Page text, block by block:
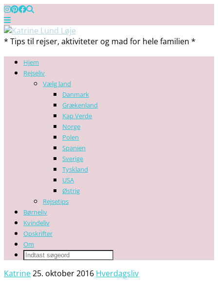
* Tips til rejser, aktiviteter og mad for hele familien *
Hjem
Rejseliv
Vælg land
Danmark
Grækenland
Kap Verde
Norge
Polen
Spanien
Sverige
Tyskland
USA
Østrig
Rejsetips
Børneliv
Kvindeliv
Opskrifter
Om
Katrine25. oktober 2016 Hverdagsliv